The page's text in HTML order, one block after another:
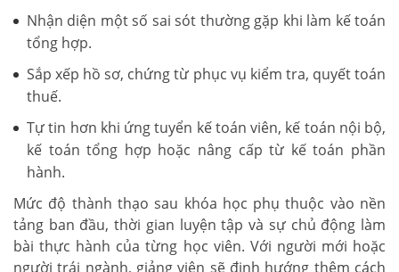
Nhận diện một số sai sót thường gặp khi làm kế toán
tổng hợp.
Sắp xếp hồ sơ, chứng từ phục vụ kiểm tra, quyết toán
thuế.
Tự tin hơn khi ứng tuyển kế toán viên, kế toán nội bộ,
kế toán tổng hợp hoặc nâng cấp từ kế toán phần
hành.
Mức độ thành thạo sau khóa học phụ thuộc vào nền
tảng ban đầu, thời gian luyện tập và sự chủ động làm
bài thực hành của từng học viên. Với người mới hoặc
người trái ngành, giảng viên sẽ định hướng thêm cách